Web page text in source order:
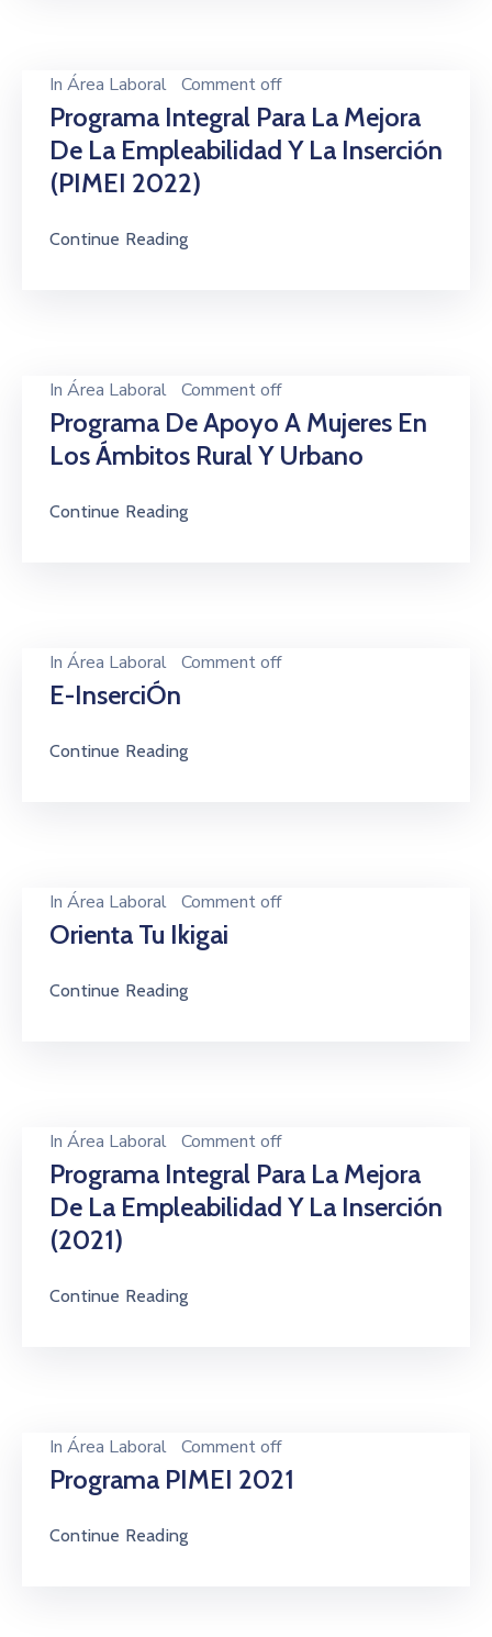
In Área Laboral Comment off
Programa Integral Para La Mejora
De La Empleabilidad Y La Inserción
(PIMEI 2022)
Continue Reading
In Área Laboral Comment off
Programa De Apoyo A Mujeres En
Los Ámbitos Rural Y Urbano
Continue Reading
In Área Laboral Comment off
E-InserciÓn
Continue Reading
In Área Laboral Comment off
Orienta Tu Ikigai
Continue Reading
In Área Laboral Comment off
Programa Integral Para La Mejora
De La Empleabilidad Y La Inserción
(2021)
Continue Reading
In Área Laboral Comment off
Programa PIMEI 2021
Continue Reading